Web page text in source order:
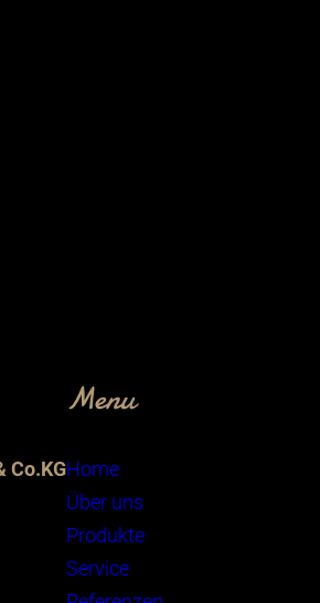
Co.KG
Menu
Home
Über uns
Produkte
Service